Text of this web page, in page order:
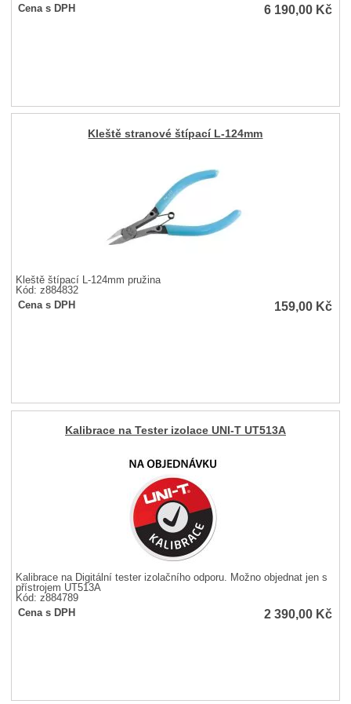
Cena s DPH
6 190,00 Kč
Kleště stranové štípací L-124mm
Kleště štípací L-124mm pružina
Kód: z884832
Cena s DPH
159,00 Kč
Kalibrace na Tester izolace UNI-T UT513A
Kalibrace na Digitální tester izolačního odporu. Možno objednat jen s
přístrojem UT513A
Kód: z884789
Cena s DPH
2 390,00 Kč